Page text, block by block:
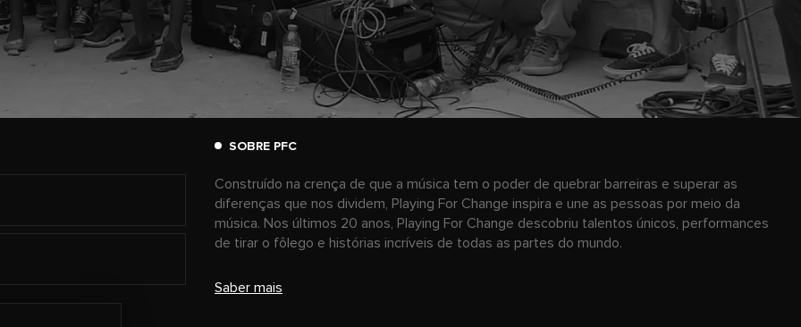
SOBRE PFC
Construído na crença de que a música tem o poder de quebrar barreiras e superar as
diferenças que nos dividem, Playing For Change inspira e une as pessoas por meio da
música. Nos últimos 20 anos, Playing For Change descobriu talentos únicos, performances
de tirar o fôlego e histórias incríveis de todas as partes do mundo.
Saber mais